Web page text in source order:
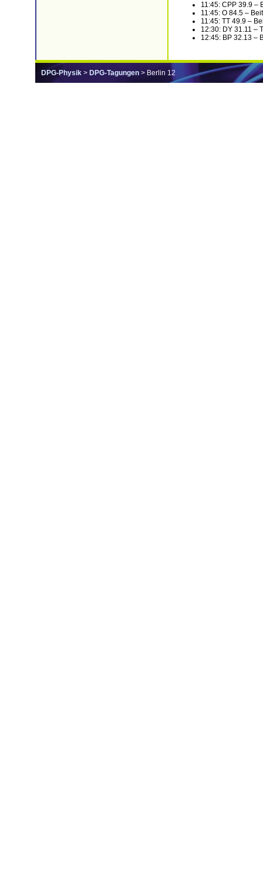
11:45: CPP 39.9 –
11:45: O 84.5 –
11:45: TT 49.9 –
12:30: DY 31.11 –
12:45: BP 32.13 –
DPG-Physik > DPG-Tagungen > Berlin 12